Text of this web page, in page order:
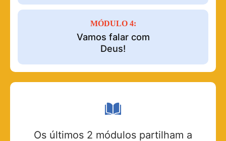
MÓDULO 4:
Vamos falar com
Deus!
Os últimos 2 módulos partilham a